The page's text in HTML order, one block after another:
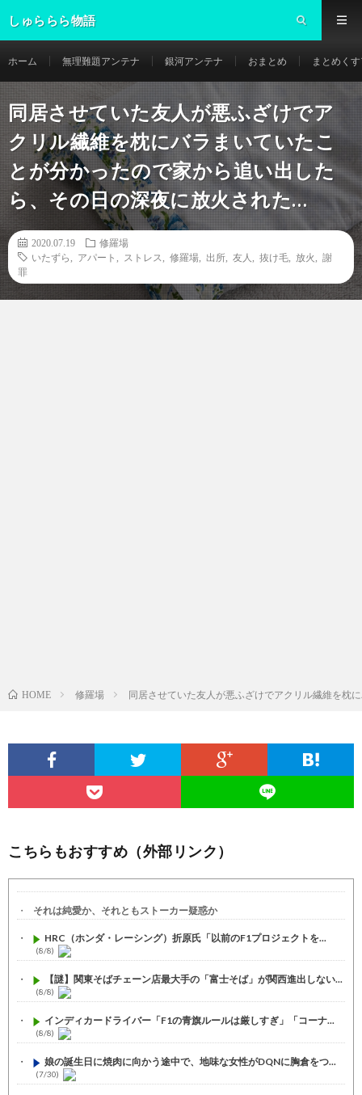
しゅららら物語
ホーム 無理難題アンテナ 銀河アンテナ おまとめ まとめく
同居させていた友人が悪ふざけでア
クリル繊維を枕にバラまいていたこ
とが分かったので家から追い出した
ら、その日の深夜に放火された…
2020.07.19
修羅場
いたずら
アパート ストレス 修羅場 出所 友人 抜け毛 放火
謝
罪
HOME 修羅場 同居させていた友人が悪ふざけでアクリル繊維を枕
こちらもおすすめ（外部リンク）
それは純愛か、それともストーカー疑惑か
HRC（ホンダ・レーシング）折原氏「以前のF1プロジェクトを...
(8/8)
【謎】関東そばチェーン店最大手の「富士そば」が関西進出しない...
(8/8)
インディカードライバー「F1の青旗ルールは厳しすぎ」「コーナ...
(8/8)
娘の誕生日に焼肉に向かう途中で、地味な女性がDQNに胸倉をつ...
(7/30)